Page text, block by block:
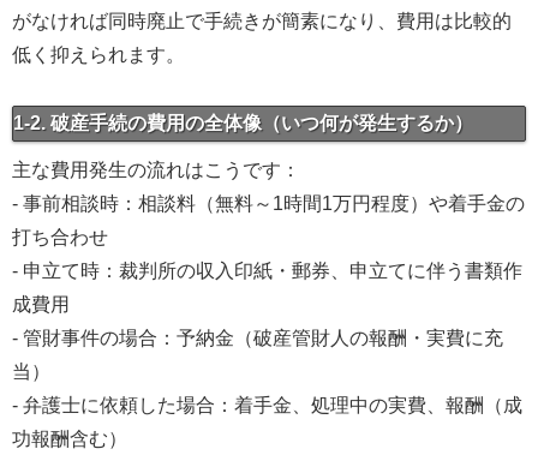
がなければ同時廃止で手続きが簡素になり、費用は比較的
低く抑えられます。
1-2. 破産手続の費用の全体像（いつ何が発生するか）
主な費用発生の流れはこうです：
- 事前相談時：相談料（無料～1時間1万円程度）や着手金の
打ち合わせ
- 申立て時：裁判所の収入印紙・郵券、申立てに伴う書類作
成費用
- 管財事件の場合：予納金（破産管財人の報酬・実費に充
当）
- 弁護士に依頼した場合：着手金、処理中の実費、報酬（成
功報酬含む）